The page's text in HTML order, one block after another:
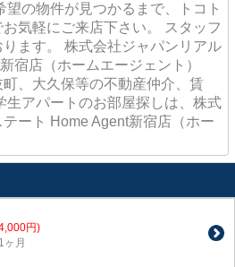
望の物件が見つかるまで、トコト
気軽にご来店下さい。 スタッフ
ます。 株式会社ジャパンリアル
宿店（ホームエージェント）
町、大久保等の不動産仲介、賃
生アパートのお部屋探しは、株式
ート Home Agent新宿店（ホー
円)
ヶ月